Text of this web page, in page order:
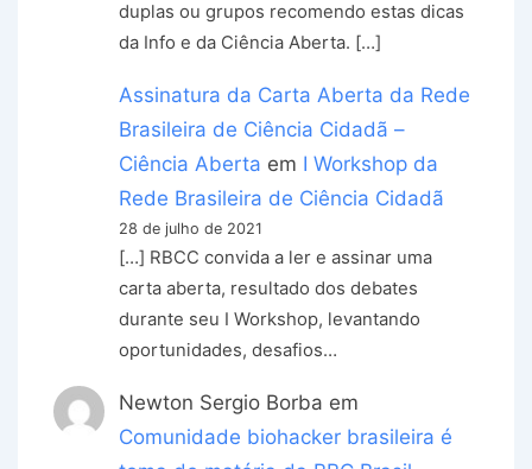
duplas ou grupos recomendo estas dicas
da Info e da Ciência Aberta. […]
Assinatura da Carta Aberta da Rede
Brasileira de Ciência Cidadã –
Ciência Aberta em I Workshop da
Rede Brasileira de Ciência Cidadã
28 de julho de 2021
[…] RBCC convida a ler e assinar uma
carta aberta, resultado dos debates
durante seu I Workshop, levantando
oportunidades, desafios…
Newton Sergio Borba em
Comunidade biohacker brasileira é